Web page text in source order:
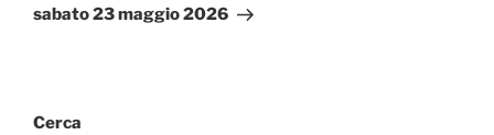
sabato 23 maggio 2026
Cerca